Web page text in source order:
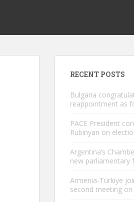
RECENT POSTS
Bulgaria
reappointment as
PACE President
Rubinyan on
Argentina’s
new parliamentary
Armenia-Türkiye
second meeting